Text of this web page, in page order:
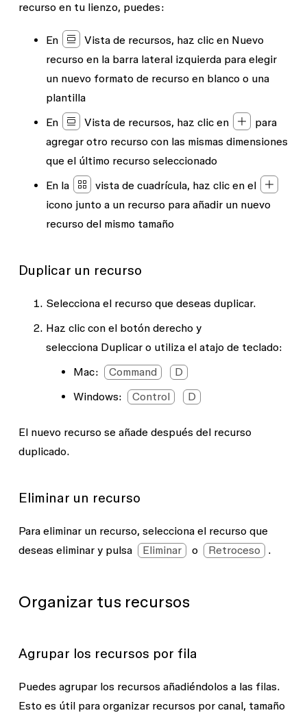
recurso en tu lienzo, puedes:
En Vista de recursos, haz clic en Nuevo
recurso en la barra lateral izquierda para elegir
un nuevo formato de recurso en blanco o una
plantilla
En
Vista de recursos, haz clic en
para
agregar otro recurso con las mismas dimensiones
que el último recurso seleccionado
En la
vista de cuadrícula, haz clic en el
icono junto a un recurso para añadir un nuevo
recurso del mismo tamaño
Duplicar un recurso
Selecciona el recurso que deseas duplicar.
Haz clic con el botón derecho y
selecciona Duplicaro utiliza el atajo de teclado:
Mac:
Command
D
Windows: Control D
El nuevo recurso se añade después del recurso
duplicado.
Eliminar un recurso
Para eliminar un recurso, selecciona el recurso que
deseas eliminar y pulsa
Eliminar o Retroceso .
Organizar tus recursos
Agrupar los recursos por fila
Puedes agrupar los recursos añadiéndolos a las filas.
Esto es útil para organizar recursos por canal, tamaño